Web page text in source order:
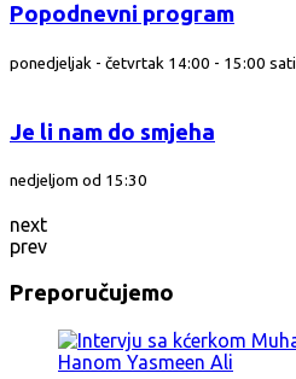
Popodnevni program
ponedjeljak - četvrtak 14:00 - 15:00 sati
Je li nam do smjeha
nedjeljom od 15:30
next
prev
Preporučujemo